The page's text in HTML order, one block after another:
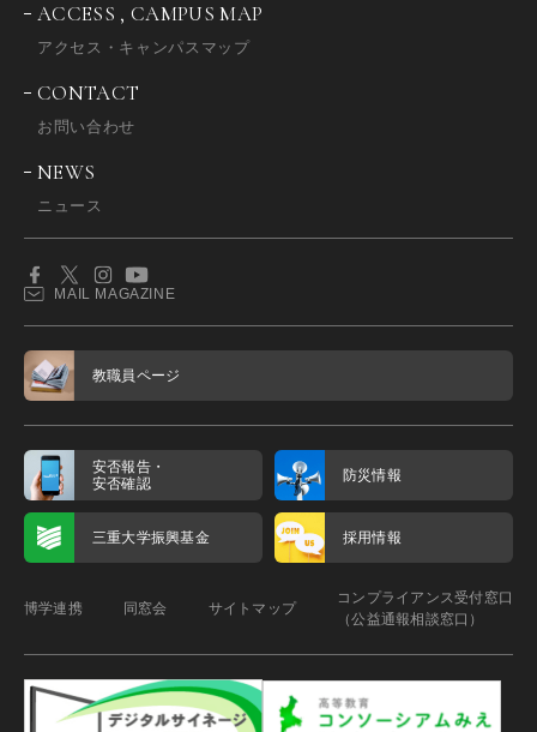
ACCESS , CAMPUS MAP
アクセス・キャンパスマップ
CONTACT
お問い合わせ
NEWS
ニュース
MAIL MAGAZINE
教職員ページ
安否報告・
安否確認
防災情報
三重大学振興基金 採用情報
博学連携 同窓会 サイトマップ
コンプライアンス受付窓口
（公益通報相談窓口）